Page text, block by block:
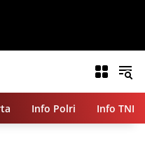
Info Polri Info TNI